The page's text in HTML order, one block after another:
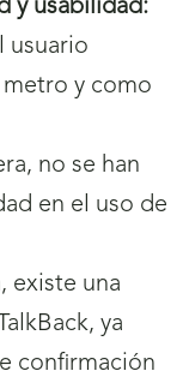
y usabilidad:
usuario
y como
no se han
en el uso de
existe una
ya
confirmación